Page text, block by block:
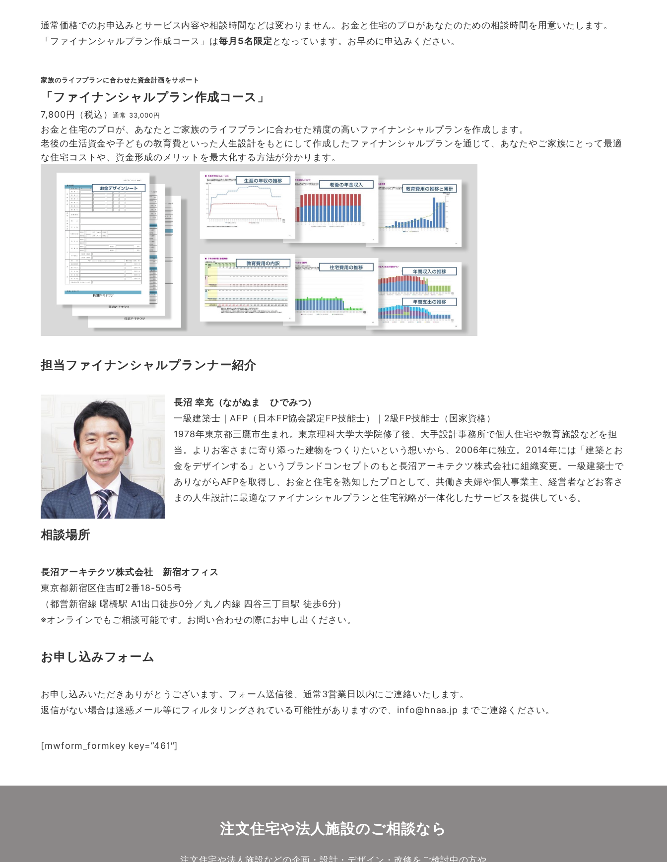
通常価格でのお申込みとサービス内容や相談時間などは変わりません。お金と住宅のプロがあなたのための相談時間を用意いたします。
「ファイナンシャルプラン作成コース」は毎月5名限定 となっています。お早めに申込みください。
家族のライフプランに合わせた資金計画をサポート
「ファイナンシャルプラン作成コース」
7,800円（税込） 通常 33,000円
お金と住宅のプロが、あなたとご家族のライフプランに合わせた精度の高いファイナンシャルプランを作成します。
老後の生活資金や子どもの教育費といった人生設計をもとにして作成したファイナンシャルプランを通じて、あなたやご家族にとって最適
な住宅コストや、資金形成のメリットを最大化する方法が分かります。
担当ファイナンシャルプランナー紹介
長沼 幸充（ながぬま ひでみつ）
一級建築士｜AFP（日本FP協会認定FP技能士）｜2級FP技能士（国家資格）
1978年東京都三鷹市生まれ。東京理科大学大学院修了後、大手設計事務所で個人住宅や教育施設などを担
当。よりお客さまに寄り添った建物をつくりたいという想いから、2006年に独立。2014年には「建築とお
金をデザインする」というブランドコンセプトのもと長沼アーキテクツ株式会社に組織変更。一級建築士で
ありながらAFPを取得し、お金と住宅を熟知したプロとして、共働き夫婦や個人事業主、経営者などお客さ
まの人生設計に最適なファイナンシャルプランと住宅戦略が一体化したサービスを提供している。
相談場所
長沼アーキテクツ株式会社 新宿オフィス
東京都新宿区住吉町2番18-505号
（都営新宿線 曙橋駅 A1出口徒歩0分／丸ノ内線 四谷三丁目駅 徒歩6分）
※オンラインでもご相談可能です。お問い合わせの際にお申し出ください。
お申し込みフォーム
お申し込みいただきありがとうございます。フォーム送信後、通常3営業日以内にご連絡いたします。
返信がない場合は迷惑メール等にフィルタリングされている可能性がありますので、info@hnaa.jp までご連絡ください。
[mwform_formkey key=”461″]
注文住宅や法人施設のご相談なら
注文住宅や法人施設などの企画・設計・デザイン・改修をご検討中の方や